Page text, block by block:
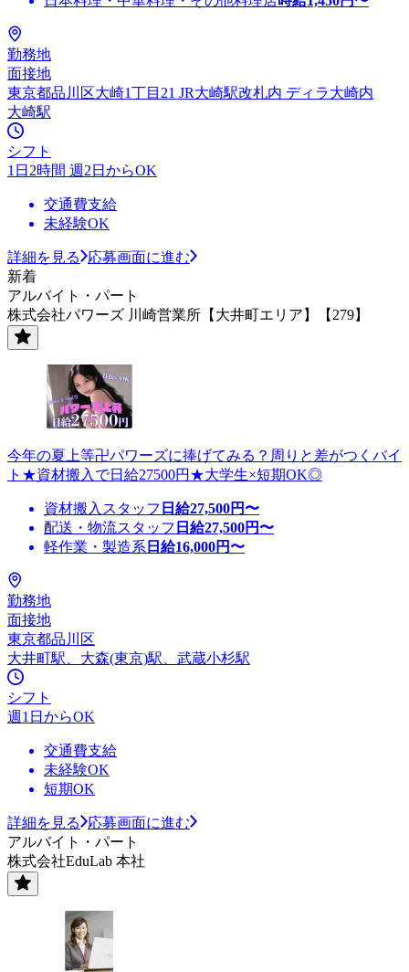
勤務地
面接地
東京都品川区大崎1丁目21 JR大崎駅改札内 ディラ大崎内
大崎駅
シフト
1日2時間 週2日からOK
交通費支給
未経験OK
詳細を見る
応募画面に進む
新着
アルバイト・パート
株式会社パワーズ 川崎営業所【大井町エリア】【279】
今年の夏上等卍パワーズに捧げてみる？周りと差がつくバイ
ト★資材搬入で日給27500円★大学生×短期OK◎
資材搬入スタッフ 日給27,500円〜
配送・物流スタッフ 日給27,500円〜
軽作業・製造系 日給16,000円〜
勤務地
面接地
東京都品川区
大井町駅、大森(東京)駅、武蔵小杉駅
シフト
週1日からOK
交通費支給
未経験OK
短期OK
詳細を見る
応募画面に進む
アルバイト・パート
株式会社EduLab 本社